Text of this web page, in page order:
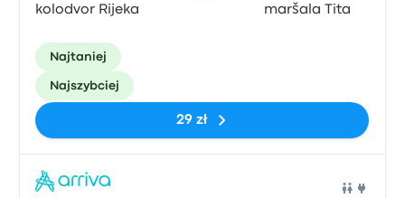
kolodvor Rijeka
maršala Tita
Najtaniej
Najszybciej
29 zł